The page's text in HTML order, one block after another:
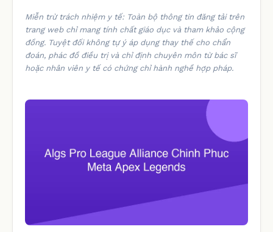
Miễn trừ trách nhiệm y tế: Toàn bộ thông tin đăng tải trên
trang web chỉ mang tính chất giáo dục và tham khảo cộng
đồng. Tuyệt đối không tự ý áp dụng thay thế cho chẩn
đoán, phác đồ điều trị và chỉ định chuyên môn từ bác sĩ
hoặc nhân viên y tế có chứng chỉ hành nghề hợp pháp.